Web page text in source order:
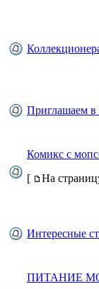
Приглашаем
Комикс с
[
На
Интересные
ПИТАНИЕ